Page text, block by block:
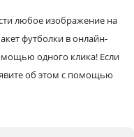
любое изображение на
футболки в онлайн-
одного клика! Если
об этом с помощью